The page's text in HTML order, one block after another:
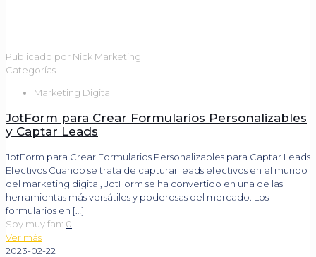
Publicado por Nick Marketing
Categorías
Marketing Digital
JotForm para Crear Formularios Personalizables
y Captar Leads
JotForm para Crear Formularios Personalizables para Captar Leads
Efectivos Cuando se trata de capturar leads efectivos en el mundo
del marketing digital, JotForm se ha convertido en una de las
herramientas más versátiles y poderosas del mercado. Los
formularios en […]
Soy muy fan: 0
Ver más
2023-02-22